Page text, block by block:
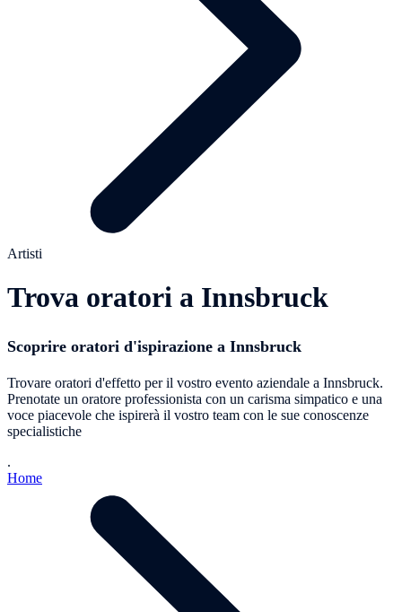
Artisti
Trova oratori a Innsbruck
Scoprire oratori d'ispirazione a Innsbruck
Trovare oratori d'effetto per il vostro evento aziendale a Innsbruck.
Prenotate un oratore professionista con un carisma simpatico e una
voce piacevole che ispirerà il vostro team con le sue conoscenze
specialistiche
.
Home